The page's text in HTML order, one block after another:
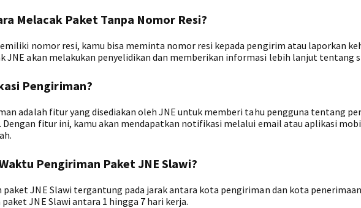
Melacak Paket Tanpa Nomor Resi?
nomor resi, kamu bisa meminta nomor resi kepada pengirim atau laporkan
JNE akan melakukan penyelidikan dan memberikan informasi lebih lanjut tentang
Pengiriman?
adalah fitur yang disediakan oleh JNE untuk memberi tahu pengguna tentang
Dengan fitur ini, kamu akan mendapatkan notifikasi melalui email atau aplikasi
Pengiriman Paket JNE Slawi?
JNE Slawi tergantung pada jarak antara kota pengiriman dan kota
JNE Slawi antara 1 hingga 7 hari kerja.